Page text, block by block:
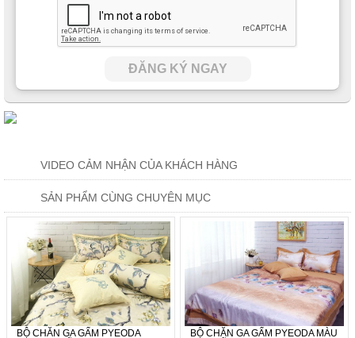
ĐĂNG KÝ NGAY
VIDEO CẢM NHẬN CỦA KHÁCH HÀNG
SẢN PHẨM CÙNG CHUYÊN MỤC
BỘ CHĂN GA GẤM PYEODA BỘ CHĂN GA GẤM PYEODA MÀU